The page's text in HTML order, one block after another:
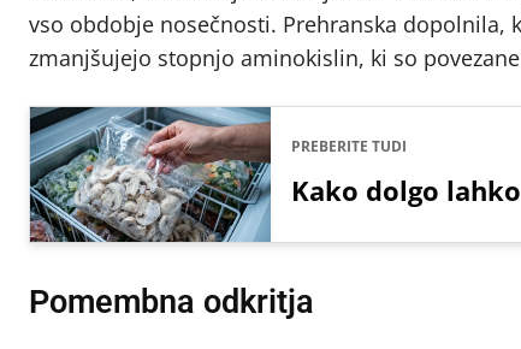
vso obdobje nosečnosti. Prehranska dopolnila,
zmanjšujejo stopnjo aminokislin, ki so
PREBERITE TUDI
Kako dolgo
Pomembna odkritja